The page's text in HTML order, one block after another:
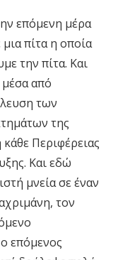
επόμενη μέρα
πίτα η οποία
την πίτα. Και
από
των
της
Περιφέρειας
Και εδώ
μνεία σε έναν
τον
επόμενος